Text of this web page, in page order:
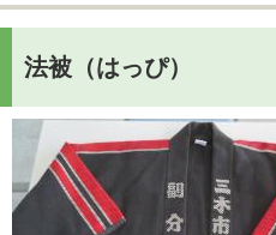
法被（はっぴ）